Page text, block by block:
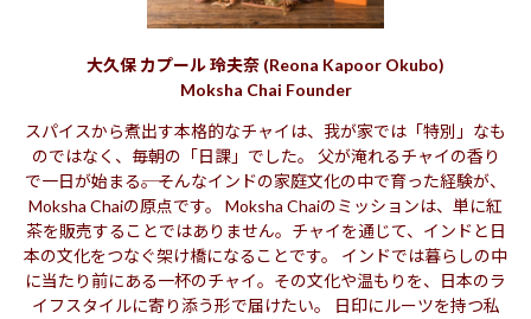
大久保 カプール 玲夫奈 (Reona Kapoor Okubo)
Moksha Chai Founder
スパイスから煮出す本格的なチャイは、我が家では「特別」なも
のではなく、毎朝の「日課」でした。 父が淹れるチャイの香り
で一日が始まる――。そんなインドの家庭文化の中で育った経験が、
Moksha Chaiの原点です。 Moksha Chaiのミッションは、単に紅
茶を販売することではありません。チャイを通じて、インドと日
本の文化をつなぐ架け橋になることです。 インドでは暮らしの中
に当たり前にある一杯のチャイ。その文化や温もりを、日本のラ
イフスタイルに寄り添う形で届けたい。 日印にルーツを持つ私